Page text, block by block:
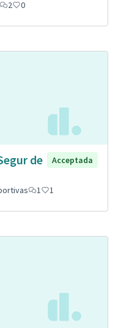
2 0
de
Acceptada
1 1